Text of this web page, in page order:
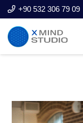
+90 532 306 79 09